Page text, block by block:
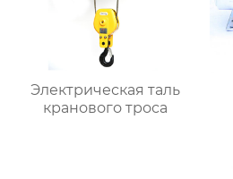
Электрическая таль
кранового троса